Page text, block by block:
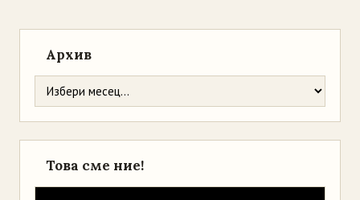
Архив
Това сме ние!